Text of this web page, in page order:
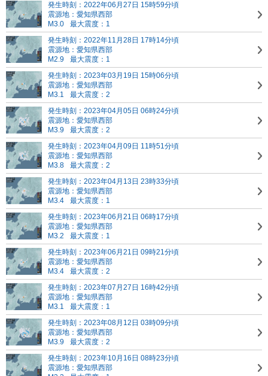
発生時刻：2022年06月27日 15時59分頃
震源地：愛知県西部
M3.0
最大震度：1
発生時刻：2022年11月28日 17時14分頃
震源地：愛知県西部
M2.9
最大震度：1
発生時刻：2023年03月19日 15時06分頃
震源地：愛知県西部
M3.1
最大震度：2
発生時刻：2023年04月05日 06時24分頃
震源地：愛知県西部
M3.9
最大震度：2
発生時刻：2023年04月09日 11時51分頃
震源地：愛知県西部
M3.8
最大震度：2
発生時刻：2023年04月13日 23時33分頃
震源地：愛知県西部
M3.4
最大震度：1
発生時刻：2023年06月21日 06時17分頃
震源地：愛知県西部
M3.2
最大震度：1
発生時刻：2023年06月21日 09時21分頃
震源地：愛知県西部
M3.4
最大震度：2
発生時刻：2023年07月27日 16時42分頃
震源地：愛知県西部
M3.1
最大震度：1
発生時刻：2023年08月12日 03時09分頃
震源地：愛知県西部
M3.9
最大震度：2
発生時刻：2023年10月16日 08時23分頃
震源地：愛知県西部